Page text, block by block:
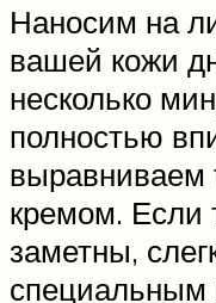
Наносим на
вашей кожи
несколько
полностью
выравниваем
кремом. Если
заметны,
специальным